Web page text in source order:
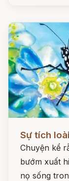
Sự tích
Chuyện kể
bướm xuất
nọ sống